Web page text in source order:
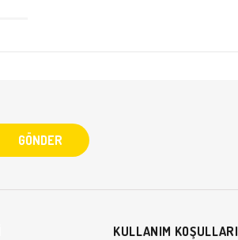
KULLANIM KOŞULLARI